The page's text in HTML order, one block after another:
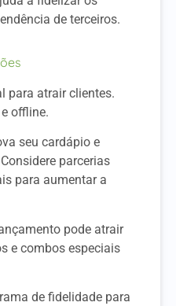
de terceiros.
para atrair clientes.
offline.
seu cardápio e
parcerias
para aumentar a
pode atrair
e combos especiais
de fidelidade para